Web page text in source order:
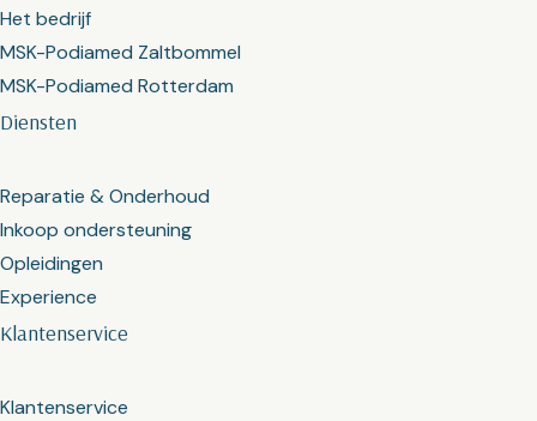
Klantenservice
Klantenservice
Diensten
Reparatie & Onderhoud
Inkoop ondersteuning
Opleidingen
Experience
Het bedrijf
MSK-Podiamed Zaltbommel
MSK-Podiamed Rotterdam